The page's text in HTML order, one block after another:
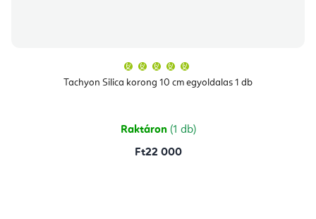
Tachyon Silica korong 10 cm egyoldalas 1 db
átlagos
értékelése
csillag.
Raktáron (1 db)
Ft22 000